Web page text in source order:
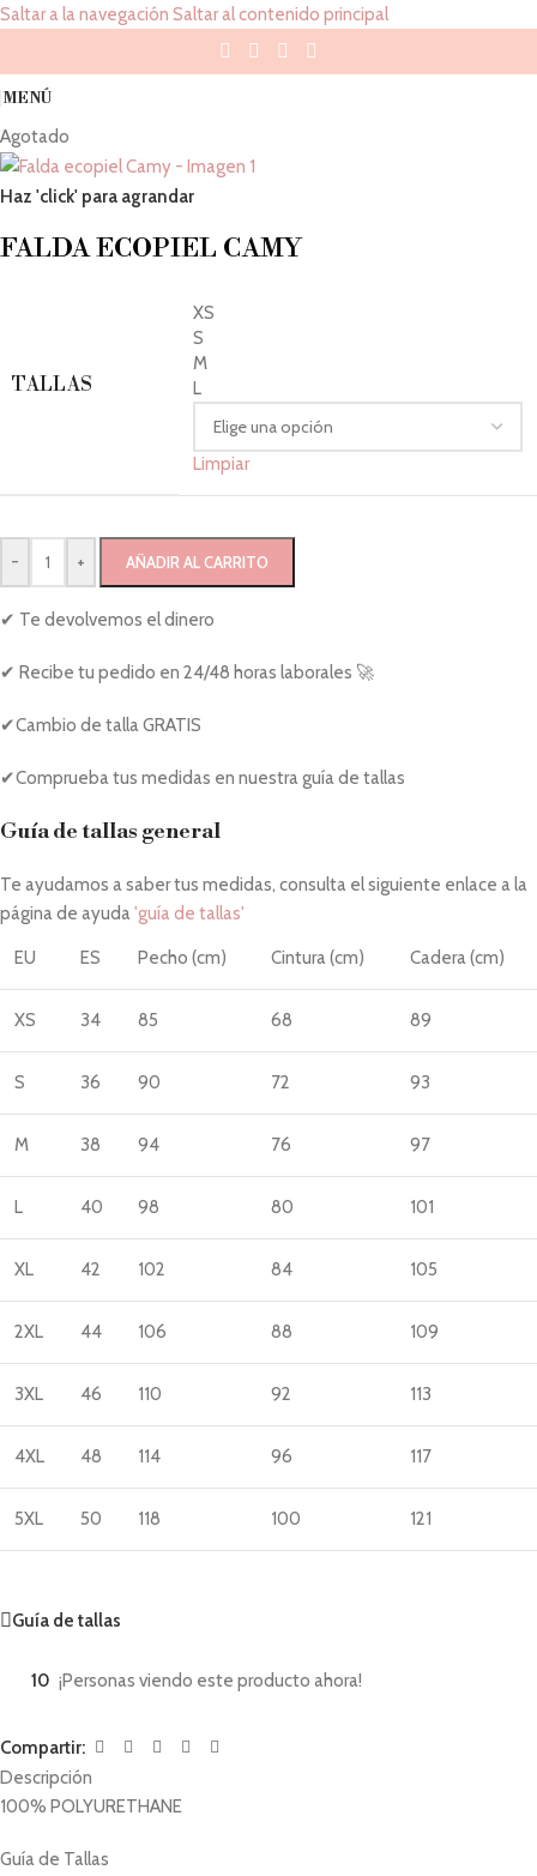
Saltar a la navegación Saltar al contenido principal
MENÚ
Agotado
Haz 'click' para agrandar
FALDA ECOPIEL CAMY
TALLAS
XS
S
M
L
Limpiar
- + AÑADIR AL CARRITO
✔ Te devolvemos el dinero
✔ Recibe tu pedido en 24/48 horas laborales 🚀
✔Cambio de talla GRATIS
✔Comprueba tus medidas en nuestra guía de tallas
Guía de tallas general
Te ayudamos a saber tus medidas, consulta el siguiente enlace a la
página de ayuda'guía de tallas'
EU ES Pecho (cm) Cintura (cm) Cadera (cm)
XS 34 85 68 89
S 36 90 72 93
M 38 94 76 97
L 40 98 80 101
XL 42 102 84 105
2XL 44 106 88 109
3XL 46 110 92 113
4XL 48 114 96 117
5XL 50 118 100 121
Guía de tallas
10 ¡Personas viendo este producto ahora!
Compartir:
Descripción
100% POLYURETHANE
Guía de Tallas